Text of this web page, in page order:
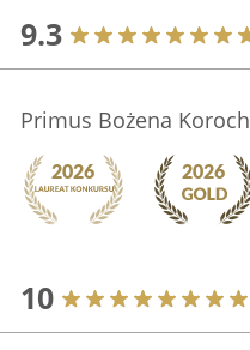
9.3
Primus Bożena Koroch
10